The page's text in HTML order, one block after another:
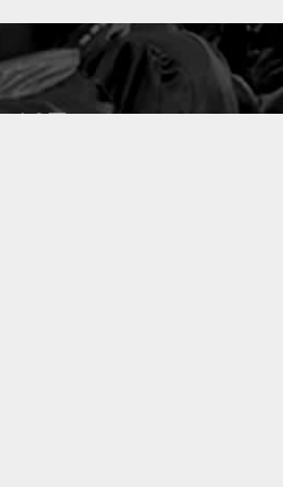
127